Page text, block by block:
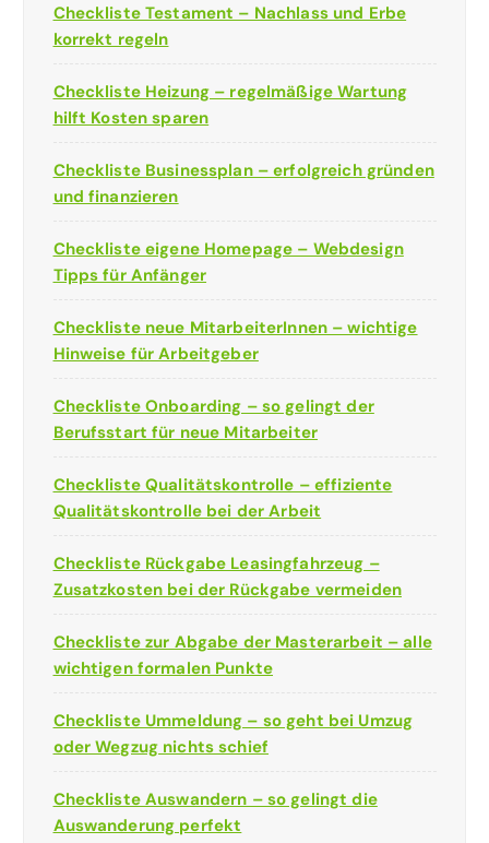
Checkliste Testament – Nachlass und Erbe
korrekt regeln
Checkliste Heizung – regelmäßige Wartung
hilft Kosten sparen
Checkliste Businessplan – erfolgreich gründen
und finanzieren
Checkliste eigene Homepage – Webdesign
Tipps für Anfänger
Checkliste neue MitarbeiterInnen – wichtige
Hinweise für Arbeitgeber
Checkliste Onboarding – so gelingt der
Berufsstart für neue Mitarbeiter
Checkliste Qualitätskontrolle – effiziente
Qualitätskontrolle bei der Arbeit
Checkliste Rückgabe Leasingfahrzeug –
Zusatzkosten bei der Rückgabe vermeiden
Checkliste zur Abgabe der Masterarbeit – alle
wichtigen formalen Punkte
Checkliste Ummeldung – so geht bei Umzug
oder Wegzug nichts schief
Checkliste Auswandern – so gelingt die
Auswanderung perfekt